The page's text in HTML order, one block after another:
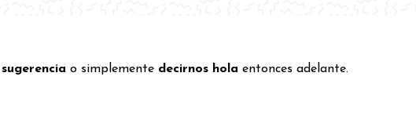
sugerencia o simplemente decirnos hola entonces adelante.